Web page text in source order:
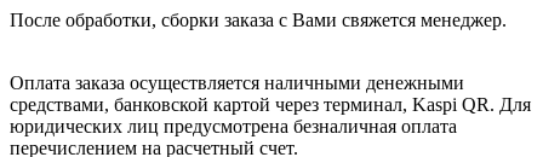
После обработки, сборки заказа с Вами свяжется менеджер.
Оплата заказа осуществляется наличными денежными
средствами, банковской картой через терминал, Kaspi QR. Для
юридических лиц предусмотрена безналичная оплата
перечислением на расчетный счет.